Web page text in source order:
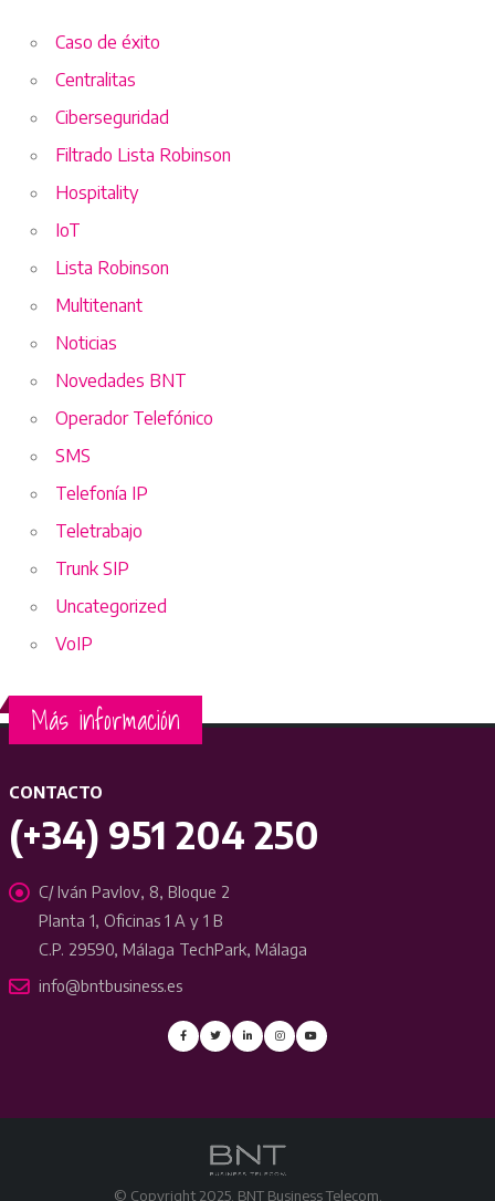
Caso de éxito
Centralitas
Ciberseguridad
Filtrado Lista Robinson
Hospitality
IoT
Lista Robinson
Multitenant
Noticias
Novedades BNT
Operador Telefónico
SMS
Telefonía IP
Teletrabajo
Trunk SIP
Uncategorized
VoIP
Más información
CONTACTO
(+34) 951 204 250
C/ Iván Pavlov, 8, Bloque 2
Planta 1, Oficinas 1 A y 1 B
C.P. 29590, Málaga TechPark, Málaga
info@bntbusiness.es
© Copyright 2025. BNT Business Telecom.